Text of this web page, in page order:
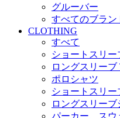
グルーバー
すべてのブラン
CLOTHING
すべて
ショートスリー
ロングスリー
ポロシャツ
ショートスリー
ロングスリーブ
パーカー、スウ